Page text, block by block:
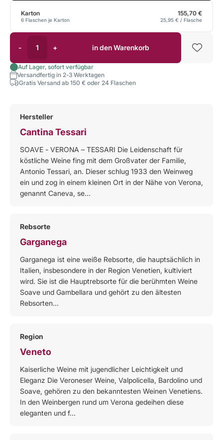
Karton 155,70 €
6 Flaschen je Karton 25,95 € / Flasche
- + in den Warenkorb
Auf Lager, sofort verfügbar
Versandfertig in 2-3 Werktagen
Gratis Versand ab 150 € oder 24 Flaschen
Hersteller
Cantina Tessari
SOAVE - VERONA – TESSARI Die Leidenschaft für
köstliche Weine fing mit dem Großvater der Familie,
Antonio Tessari, an. Dieser schlug 1933 den Weinweg
ein und zog in einem kleinen Ort in der Nähe von Verona,
genannt Caneva, se...
Rebsorte
Garganega
Garganega ist eine weiße Rebsorte, die hauptsächlich in
Italien, insbesondere in der Region Venetien, kultiviert
wird. Sie ist die Hauptrebsorte für die berühmten Weine
Soave und Gambellara und gehört zu den ältesten
Rebsorten...
Region
Veneto
Kaiserliche Weine mit jugendlicher Leichtigkeit und
Eleganz Die Veroneser Weine, Valpolicella, Bardolino und
Soave, gehören zu den bekanntesten Weinen Venetiens.
In den Weinbergen rund um Verona gedeihen diese
eleganten und f...